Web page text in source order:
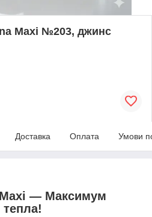
Maxi №203, джинс
Доставка Оплата Умови
— Максимум